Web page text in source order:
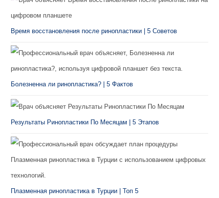
Время восстановления после ринопластики | 5 Советов
Болезненна ли ринопластика? | 5 Фактов
Результаты Ринопластики По Месяцам | 5 Этапов
Плазменная ринопластика в Турции | Топ 5